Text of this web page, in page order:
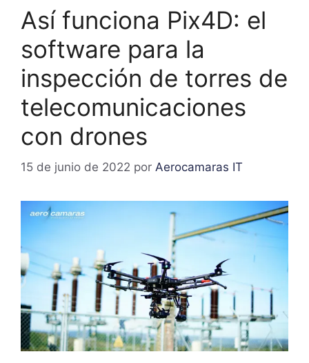
Así funciona Pix4D: el
software para la
inspección de torres de
telecomunicaciones
con drones
15 de junio de 2022 por Aerocamaras IT